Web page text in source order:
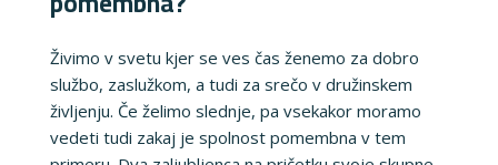
Živimo v svetu kjer se ves čas ženemo za dobro
službo, zaslužkom, a tudi za srečo v družinskem
življenju. Če želimo slednje, pa vsekakor moramo
vedeti tudi zakaj je spolnost pomembna v tem